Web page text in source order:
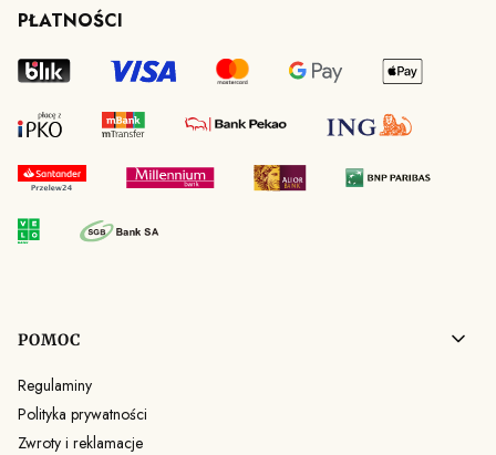
PŁATNOŚCI
Linki w stopce
POMOC
Regulaminy
Polityka prywatności
Zwroty i reklamacje